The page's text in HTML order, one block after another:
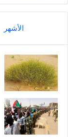
الأشهر